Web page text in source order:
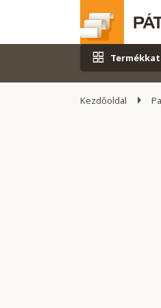
Kezdőoldal